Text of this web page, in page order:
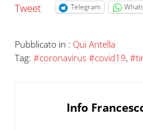
Tweet Telegram
Pubblicato in : Qui Antella
Tag: #coronavirus #covid19,
Info